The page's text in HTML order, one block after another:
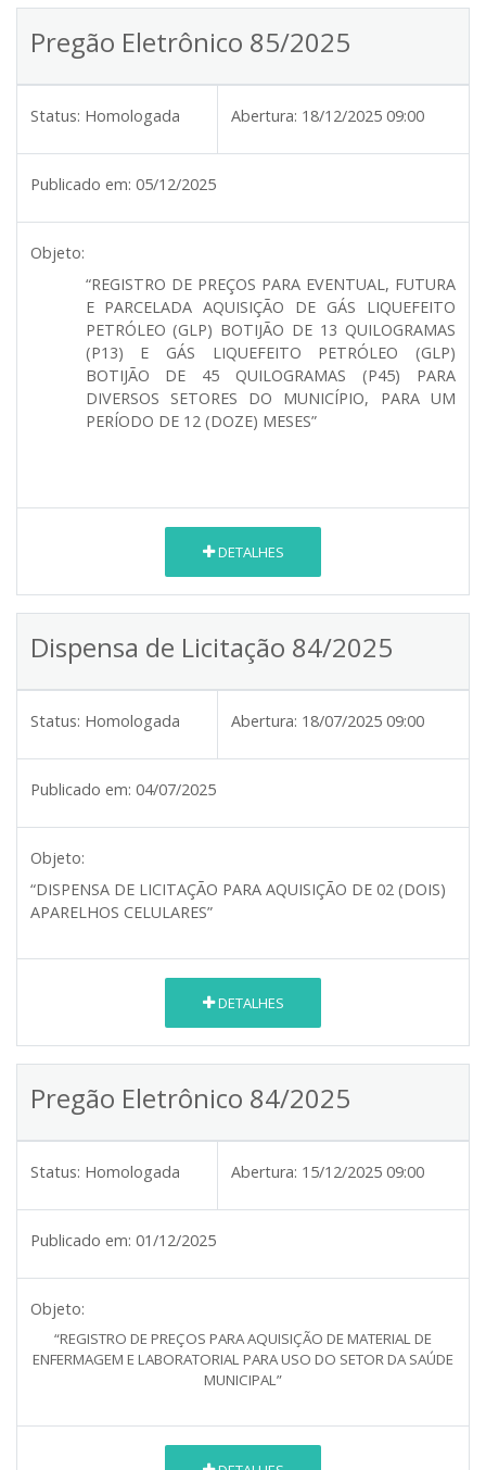
Pregão Eletrônico 85/2025
Status: Homologada Abertura: 18/12/2025 09:00
Publicado em: 05/12/2025
Objeto:
“REGISTRO DE PREÇOS PARA EVENTUAL, FUTURA
E PARCELADA AQUISIÇÃO DE GÁS LIQUEFEITO
PETRÓLEO (GLP) BOTIJÃO DE 13 QUILOGRAMAS
(P13) E GÁS LIQUEFEITO PETRÓLEO (GLP)
BOTIJÃO DE 45 QUILOGRAMAS (P45) PARA
DIVERSOS SETORES DO MUNICÍPIO, PARA UM
PERÍODO DE 12 (DOZE) MESES”
DETALHES
Dispensa de Licitação 84/2025
Status: Homologada Abertura: 18/07/2025 09:00
Publicado em: 04/07/2025
Objeto:
“DISPENSA DE LICITAÇÃO PARA AQUISIÇÃO DE 02 (DOIS)
APARELHOS CELULARES”
DETALHES
Pregão Eletrônico 84/2025
Status: Homologada Abertura: 15/12/2025 09:00
Publicado em: 01/12/2025
Objeto:
“REGISTRO DE PREÇOS PARA AQUISIÇÃO DE MATERIAL DE
ENFERMAGEM E LABORATORIAL PARA USO DO SETOR DA SAÚDE
MUNICIPAL”